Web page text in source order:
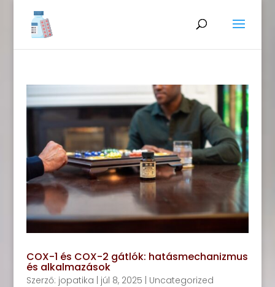
COX-1 és COX-2 gátlók: hatásmechanizmus
és alkalmazások
Szerző: jopatika | júl 8, 2025 | Uncategorized